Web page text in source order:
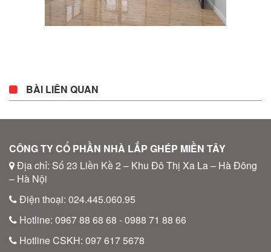
BÀI LIÊN QUAN
CÔNG TY CỔ PHẦN NHÀ LẮP GHÉP MIỀN TÂY
Địa chỉ: Số 23 Liền Kề 2 – Khu Đô Thị Xa La – Hà Đông
– Hà Nội
Điện thoại: 024.445.060.95
Hotline: 0967 88 68 68 - 0988 71 88 66
Hotline CSKH: 097 617 5678